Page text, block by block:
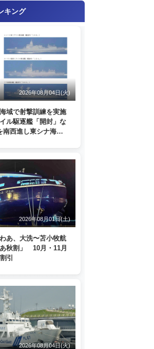
キング
2026年08月04日(火)
域で射撃訓練を実施
ル駆逐艦「開封」な
南西進し東シナ海
2026年08月01日(土)
あ、大洗〜苫小牧航
秋割」 10月・11月
引
2026年08月04日(火)